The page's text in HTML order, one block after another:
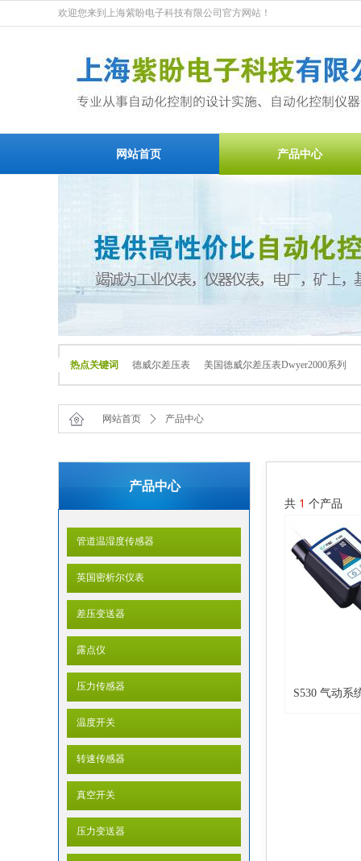
欢迎您来到上海紫盼电子科技有限公司官方网站！
热点关键词 德威尔差压表 美国德威尔差压表Dwyer2000系列
网站首页 产品中心
网站首页 ꄲ 产品中心
产品中心
管道温湿度传感器
英国密析尔仪表
差压变送器
露点仪
压力传感器
温度开关
转速传感器
真空开关
压力变送器
共 1 个产品
S530 气动系